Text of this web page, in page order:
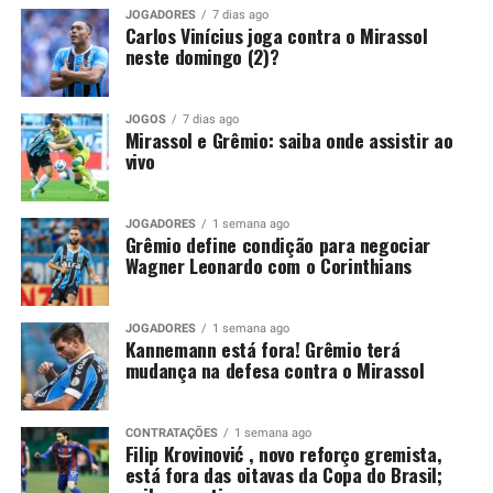
peça importante para o restante da temporada. Por
isso, só admite abrir negociações caso receba uma
proposta de compra que atenda às suas exigências
financeiras.
Você precisa ver também:Kannemann está fora!
Grêmio terá mudança na defesa contra o Mirassol
Grêmio mantém decisão para
liberar Wagner Leonardo
Recentemente, o Vitória também tentou viabilizar o
retorno de Wagner Leonardo. O clube baiano buscou
uma composição financeira, inclusive por conta de uma
pendência envolvendo a negociação realizada em 2025.
Na ocasião, o Grêmio desembolsou 4,5 milhões de
dólares, cerca de R$ 25,1 milhões, para contratar o
JOGADORES 7 dias ago
Carlos Vinícius joga contra o Mirassol
neste domingo (2)?
JOGOS 7 dias ago
Mirassol e Grêmio: saiba onde assistir ao
vivo
JOGADORES 1 semana ago
Grêmio define condição para negociar
Wagner Leonardo com o Corinthians
JOGADORES 1 semana ago
Kannemann está fora! Grêmio terá
mudança na defesa contra o Mirassol
CONTRATAÇÕES 1 semana ago
Filip Krovinović , novo reforço gremista,
está fora das oitavas da Copa do Brasil;